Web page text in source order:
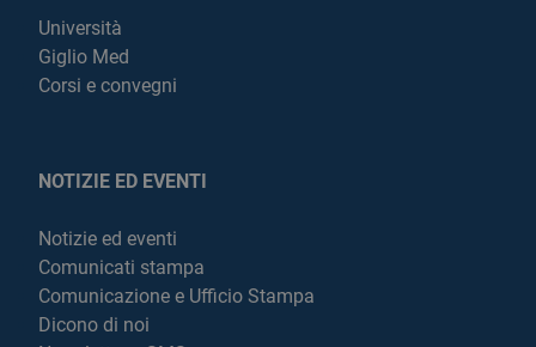
Università
Giglio Med
Corsi e convegni
NOTIZIE ED EVENTI
Notizie ed eventi
Comunicati stampa
Comunicazione e Ufficio Stampa
Dicono di noi